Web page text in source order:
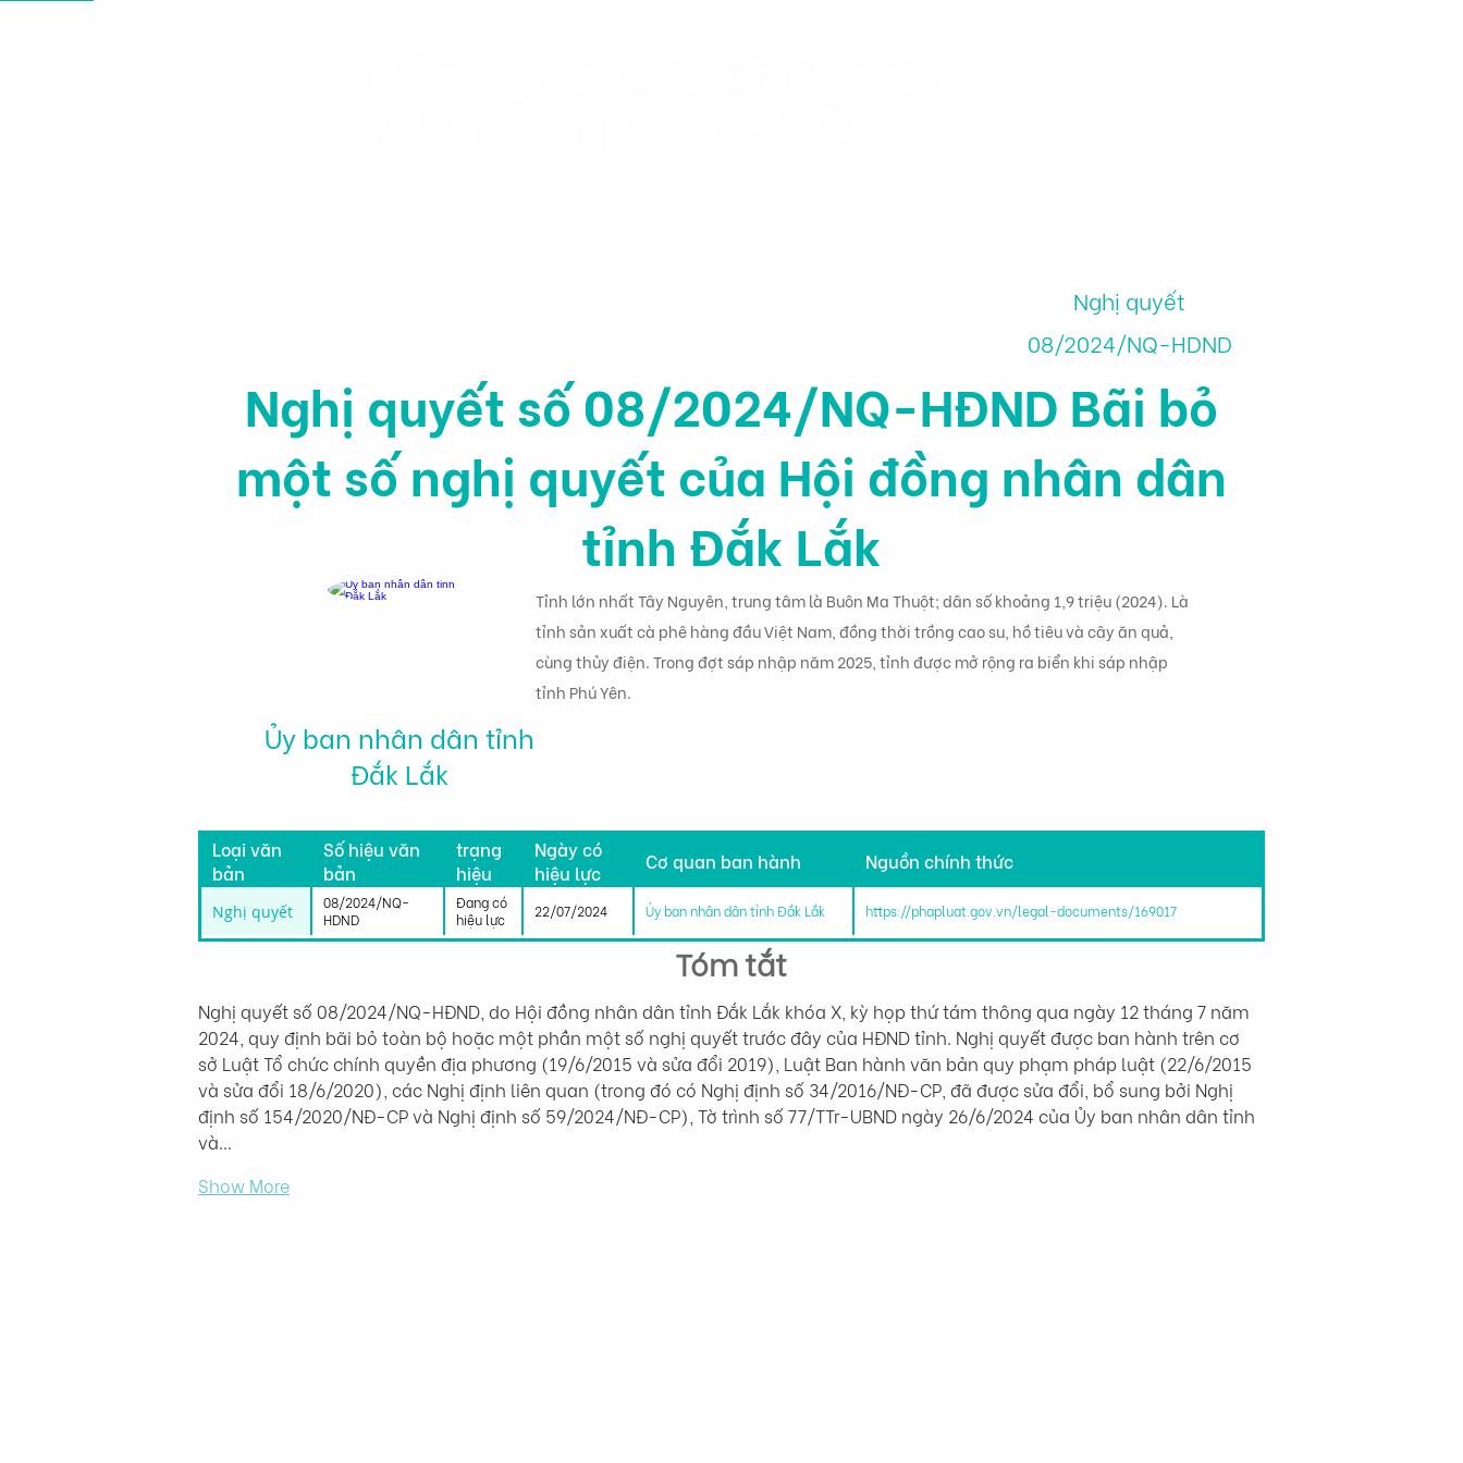
Nghị quyết
08/2024/NQ-HDND
Nghị quyết số 08/2024/NQ-HĐND Bãi bỏ
một số nghị quyết của Hội đồng nhân dân
tỉnh Đắk Lắk
Ủy ban nhân dân tỉnh
Đắk Lắk
Tỉnh lớn nhất Tây Nguyên, trung tâm là Buôn Ma Thuột; dân số khoảng 1,9 triệu (2024). Là
tỉnh sản xuất cà phê hàng đầu Việt Nam, đồng thời trồng cao su, hồ tiêu và cây ăn quả,
cùng thủy điện. Trong đợt sáp nhập năm 2025, tỉnh được mở rộng ra biển khi sáp nhập
tỉnh Phú Yên.
Loại văn
bản
Số hiệu văn
bản
trạng
hiệu
lực
Ngày có
hiệu lực
Cơ quan ban hành Nguồn chính thức
Nghị quyết
08/2024/NQ-
HDND
Đang có
hiệu lực
22/07/2024 Ủy ban nhân dân tỉnh Đắk Lắk https://phapluat.gov.vn/legal-documents/169017
Tóm tắt
Nghị quyết số 08/2024/NQ-HĐND, do Hội đồng nhân dân tỉnh Đắk Lắk khóa X, kỳ họp thứ tám thông qua ngày 12 tháng 7 năm
2024, quy định bãi bỏ toàn bộ hoặc một phần một số nghị quyết trước đây của HĐND tỉnh. Nghị quyết được ban hành trên cơ
sở Luật Tổ chức chính quyền địa phương (19/6/2015 và sửa đổi 2019), Luật Ban hành văn bản quy phạm pháp luật (22/6/2015
và sửa đổi 18/6/2020), các Nghị định liên quan (trong đó có Nghị định số 34/2016/NĐ-CP, đã được sửa đổi, bổ sung bởi Nghị
định số 154/2020/NĐ-CP và Nghị định số 59/2024/NĐ-CP), Tờ trình số 77/TTr-UBND ngày 26/6/2024 của Ủy ban nhân dân tỉnh
và…
Show More